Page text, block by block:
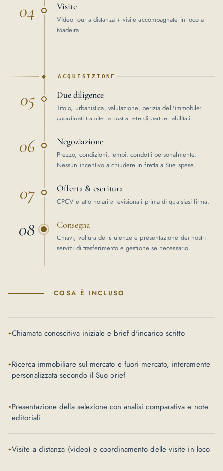
04 Visite
Video tour a distanza + visite accompagnate in loco a
Madeira.
ACQUISIZIONE
05 Due diligence
Titolo, urbanistica, valutazione, perizia dell'immobile:
coordinati tramite la nostra rete di partner abilitati.
06 Negoziazione
Prezzo, condizioni, tempi: condotti personalmente.
Nessun incentivo a chiudere in fretta a Sue spese.
07 Offerta & escritura
CPCV e atto notarile revisionati prima di qualsiasi firma.
08 Consegna
Chiavi, voltura delle utenze e presentazione dei nostri
servizi di trasferimento e gestione se necessario.
COSA È INCLUSO
Chiamata conoscitiva iniziale e brief d'incarico scritto
Ricerca immobiliare sul mercato e fuori mercato, interamente
personalizzata secondo il Suo brief
Presentazione della selezione con analisi comparativa e note
editoriali
Visite a distanza (video) e coordinamento delle visite in loco